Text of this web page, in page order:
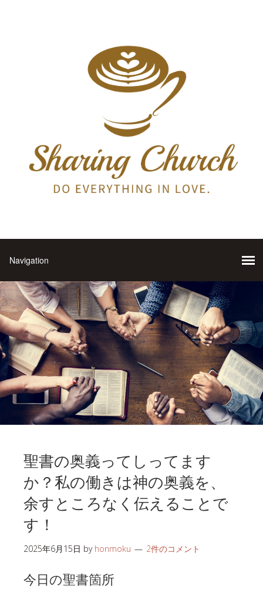
聖書の奥義ってしってます
か？私の働きは神の奥義を、
余すところなく伝えることで
す！
2025年6月15日 by honmoku 2件のコメント
今日の聖書箇所